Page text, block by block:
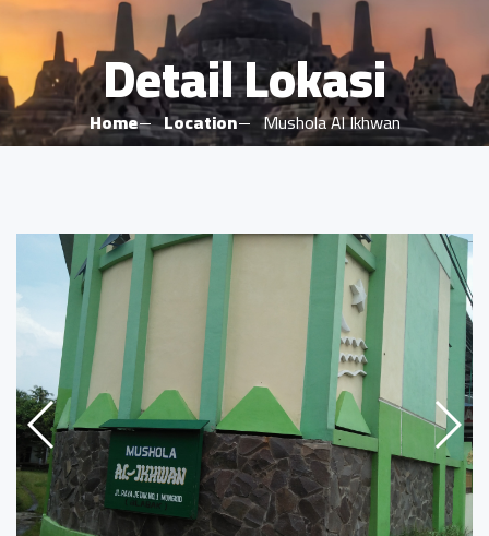
Detail Lokasi
Home Location Mushola Al Ikhwan